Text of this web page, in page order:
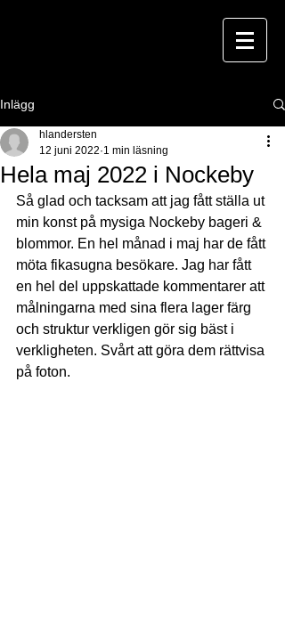
Inlägg
Hela maj 2022 i Nockeby
hlandersten
12 juni 2022 1 min läsning
Så glad och tacksam att jag fått ställa ut
min konst på mysiga Nockeby bageri &
blommor. En hel månad i maj har de fått
möta fikasugna besökare. Jag har fått
en hel del uppskattade kommentarer att
målningarna med sina flera lager färg
och struktur verkligen gör sig bäst i
verkligheten. Svårt att göra dem rättvisa
på foton.